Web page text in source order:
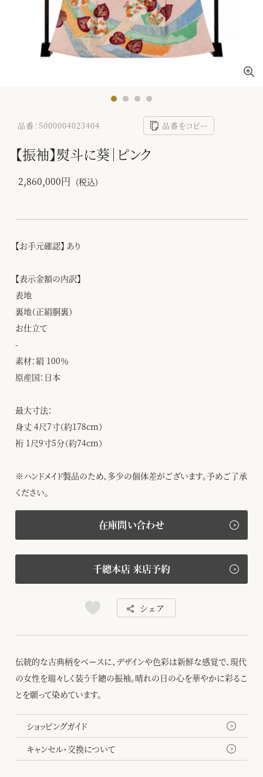
品番：5000004023404 品番をコピー
【振袖】熨斗に葵｜ピンク
2,860,000円 (税込)
【お手元確認】 あり
【表示金額の内訳】
表地
裏地（正絹胴裏）
お仕立て
-
素材：絹 100％
原産国：日本
最大寸法：
身丈 4尺7寸（約178cm）
裄 1尺9寸5分（約74cm）
※ハンドメイド製品のため、多少の個体差がございます。予めご了承
ください。
在庫問い合わせ
千總本店 来店予約
シェア
伝統的な古典柄をベースに、デザインや色彩は新鮮な感覚で、現代
の女性を瑞々しく装う千總の振袖。晴れの日の心を華やかに彩るこ
とを願って染めています。
ショッピングガイド
キャンセル・交換について